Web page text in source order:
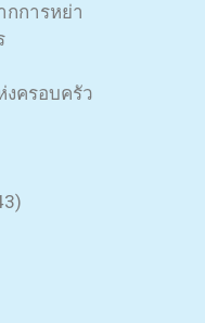
กการหย่า
งครอบครัว